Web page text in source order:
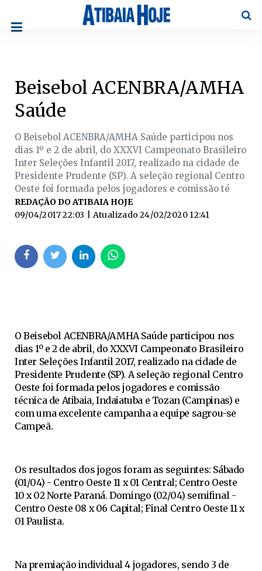
Beisebol ACENBRA/AMHA
Saúde
O Beisebol ACENBRA/AMHA Saúde participou nos
dias 1º e 2 de abril, do XXXVI Campeonato Brasileiro
Inter Seleções Infantil 2017, realizado na cidade de
Presidente Prudente (SP). A seleção regional Centro
Oeste foi formada pelos jogadores e comissão té
REDAÇÃO DO ATIBAIA HOJE
09/04/2017 22:03
| Atualizado 24/02/2020 12:41
O Beisebol ACENBRA/AMHA Saúde participou nos
dias 1º e 2 de abril, do XXXVI Campeonato Brasileiro
Inter Seleções Infantil 2017, realizado na cidade de
Presidente Prudente (SP). A seleção regional Centro
Oeste foi formada pelos jogadores e comissão
técnica de Atibaia, Indaiatuba e Tozan (Campinas) e
com uma excelente campanha a equipe sagrou-se
Campeã.
Os resultados dos jogos foram as seguintes: Sábado
(01/04) - Centro Oeste 11 x 01 Central; Centro Oeste
10 x 02 Norte Paraná. Domingo (02/04) semifinal -
Centro Oeste 08 x 06 Capital; Final Centro Oeste 11 x
01 Paulista.
Na premiação individual 4 jogadores, sendo 3 de